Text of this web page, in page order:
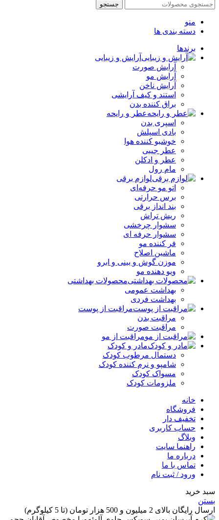
جستجو
منو
دسته بندی ها
برندها
آرایش و زیبایی
آرایش صورت
آرایش مو
آرایش ناخن
استند و کیف آرایشی
براق کننده بدن
عطر و رایحه
اسپری بدن
بادی اسپلش
خوشبو کننده هوا
عطر جیبی
عطر و ادکلن
مام رول
لوازم برقی
اتو مو حرفه‌ای
برس حرارتی
بند انداز برقی
ریش تراش
سشوار چرخشی
سشوار حرفه ای
فر کننده‌ مو
ماشین اصلاح
موزن گوش و بینی و ابرو
ویو دهنده مو
محصولات بهداشتی
بهداشت عمومی
بهداشت فردی
مراقبت از پوست
مراقبت بدن
مراقبت صورت
مراقبت از مو
مادر و کودک
دستمال مرطوب کودک
شامپو و نرم کننده کودک
مسواک کودک
ملزومات کودک
خانه
فروشگاه
تخفیف دار
حساب کاربری
وبلاگ
راهنما سایت
درباره ما
تماس با ما
ورود / ثبت نام
خرید
بالای 2 میلیون و 500 هزار تومان (تا 5 کیلوگرم)